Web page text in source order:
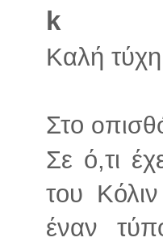
k
Καλή
Στο
Σε ό,τι
του
έναν